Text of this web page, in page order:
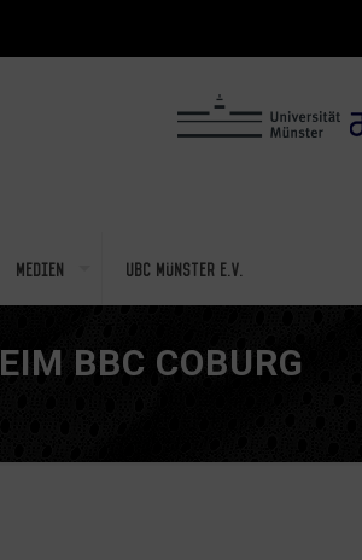
Medien UBC Münster e.V.
BBC COBURG